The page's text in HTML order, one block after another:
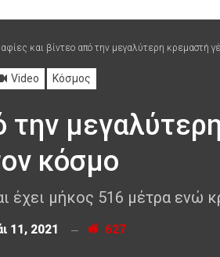
και βίντεο από την μεγαλύτερη κρεμαστή
Video Κόσμος
την
κόσμο
έχει μήκος 516 μέτρα ενώ
11, 2021 627